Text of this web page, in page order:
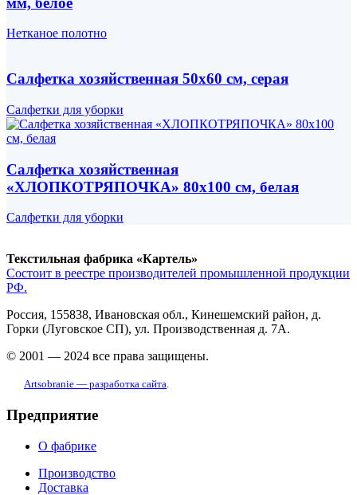
Нетканое полотно
Салфетка хозяйственная 50х60 см, серая
Салфетки для уборки
Салфетка хозяйственная
«ХЛОПКОТРЯПОЧКА» 80x100 см, белая
Салфетки для уборки
Текстильная фабрика «Картель»
Состоит в реестре производителей промышленной продукции
РФ.
Россия, 155838, Ивановская обл., Кинешемский район, д.
Горки (Луговское СП), ул. Производственная д. 7А.
© 2001 — 2024 все права защищены.
Artsobranie — разработка сайта.
Предприятие
О фабрике
Производство
Доставка